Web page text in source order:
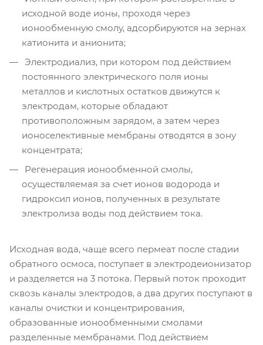
исходной воде ионы, проходя через
ионообменную смолу, адсорбируются на зернах
катионита и анионита;
Электродиализ, при котором под действием
постоянного электрического поля ионы
металлов и кислотных остатков движутся к
электродам, которые обладают
противоположным зарядом, а затем через
ионоселективные мембраны отводятся в зону
концентрата;
Регенерация ионообменной смолы,
осуществляемая за счет ионов водорода и
гидроксил ионов, полученных в результате
электролиза воды под действием тока.
Исходная вода, чаще всего пермеат после стадии
обратного осмоса, поступает в электродеионизатор
и разделяется на 3 потока. Первый поток проходит
сквозь каналы электродов, а два других поступают в
каналы очистки и концентрирования,
образованные ионообменными смолами
разделенные мембранами. Под действием